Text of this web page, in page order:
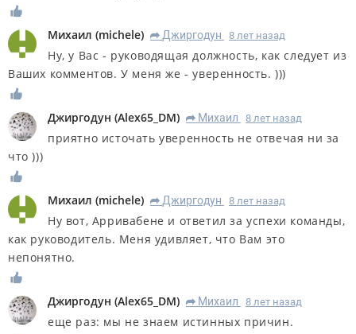
Михаил (michele) R Джиргодун 8 лет назад
Ну, у Вас - руководящая должность, как следует из
Ваших комментов. У меня же - уверенность. )))
Джиргодун (Alex65_DM) R Михаил 8 лет назад
приятно источать уверенность не отвечая ни за
что )))
Михаил (michele) R Джиргодун 8 лет назад
Ну вот, Арривабене и ответил за успехи команды,
как руководитель. Меня удивляет, что Вам это
непонятно.
Джиргодун (Alex65_DM) R Михаил 8 лет назад
еще раз: мы не знаем истинных причин.